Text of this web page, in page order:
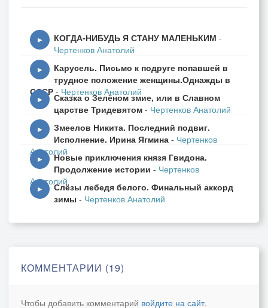
Но не будем торопиться
Раньше времени в финал.
Открывается страница...
Начинаем сериал.
I СЕРИЯ
Гад Кондрат возился с ломом,
Гад Петрусь терзал пилу.
В это время дед Ерёма
Спал на строганом полу.
Бабы нет! Не пьёт, не курит.
Значит, должен быть богат!
▶ КОГДА-НИБУДЬ Я СТАНУ МАЛЕНЬКИМ -
Чертенков Анатолий
▶
Карусель. Письмо к подруге попавшей в
трудное положение женщины.Однажды в
СССР - Чертенков Анатолий
▶
Сказка о Зелёном змие, или в Славном
царстве Тридевятом - Чертенков Анатолий
▶
Змеелов Никита. Последний подвиг.
Исполнение. Ирина Ягмина - Чертенков
Анатолий
▶
Новые приключения князя Гвидона.
Продолжение истории - Чертенков
Анатолий
▶
Слёзы лебедя белого. Финальный аккорд
зимы - Чертенков Анатолий
КОММЕНТАРИИ (19)
Чтобы добавить комментарий войдите на сайт.